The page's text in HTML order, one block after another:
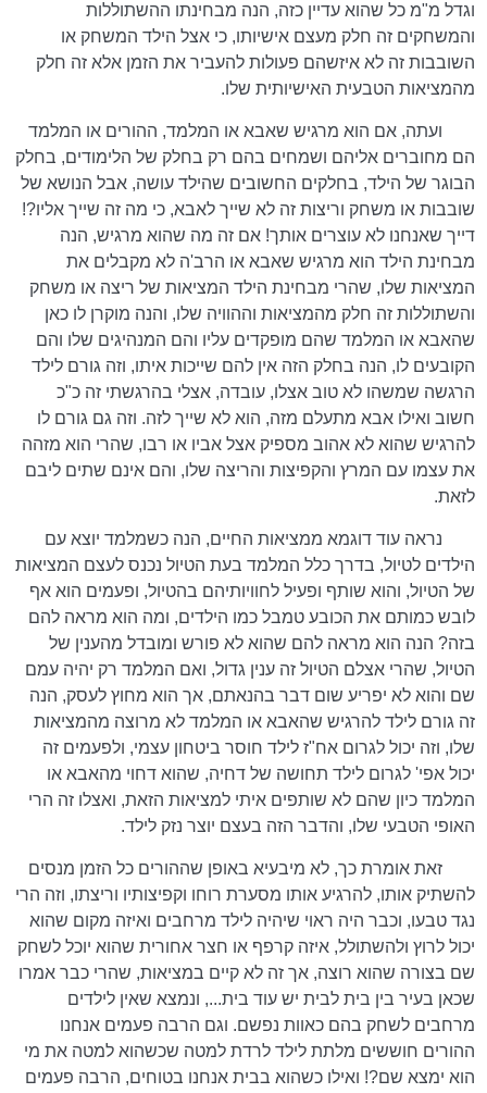
וגדל מ"מ כל שהוא עדיין כזה, הנה מבחינתו ההשתוללות
והמשחקים זה חלק מעצם אישיותו, כי אצל הילד המשחק או
השובבות זה לא איזשהם פעולות להעביר את הזמן אלא זה חלק
מהמציאות הטבעית האישיותית שלו.
ועתה, אם הוא מרגיש שאבא או המלמד, ההורים או המלמד
הם מחוברים אליהם ושמחים בהם רק בחלק של הלימודים, בחלק
הבוגר של הילד, בחלקים החשובים שהילד עושה, אבל הנושא של
שובבות או משחק וריצות זה לא שייך לאבא, כי מה זה שייך אליו?!
דייך שאנחנו לא עוצרים אותך! אם זה מה שהוא מרגיש, הנה
מבחינת הילד הוא מרגיש שאבא או הרב'ה לא מקבלים את
המציאות שלו, שהרי מבחינת הילד המציאות של ריצה או משחק
והשתוללות זה חלק מהמציאות וההוויה שלו, והנה מוקרן לו כאן
שהאבא או המלמד שהם מופקדים עליו והם המנהיגים שלו והם
הקובעים לו, הנה בחלק הזה אין להם שייכות איתו, וזה גורם לילד
הרגשה שמשהו לא טוב אצלו, עובדה, אצלי בהרגשתי זה כ"כ
חשוב ואילו אבא מתעלם מזה, הוא לא שייך לזה. וזה גם גורם לו
להרגיש שהוא לא אהוב מספיק אצל אביו או רבו, שהרי הוא מזהה
את עצמו עם המרץ והקפיצות והריצה שלו, והם אינם שתים ליבם
לזאת.
נראה עוד דוגמא ממציאות החיים, הנה כשמלמד יוצא עם
הילדים לטיול, בדרך כלל המלמד בעת הטיול נכנס לעצם המציאות
של הטיול, והוא שותף ופעיל לחוויותיהם בהטיול, ופעמים הוא אף
לובש כמותם את הכובע טמבל כמו הילדים, ומה הוא מראה להם
בזה? הנה הוא מראה להם שהוא לא פורש ומובדל מהענין של
הטיול, שהרי אצלם הטיול זה ענין גדול, ואם המלמד רק יהיה עמם
שם והוא לא יפריע שום דבר בהנאתם, אך הוא מחוץ לעסק, הנה
זה גורם לילד להרגיש שהאבא או המלמד לא מרוצה מהמציאות
שלו, וזה יכול לגרום אח"ז לילד חוסר ביטחון עצמי, ולפעמים זה
יכול אפי' לגרום לילד תחושה של דחיה, שהוא דחוי מהאבא או
המלמד כיון שהם לא שותפים איתי למציאות הזאת, ואצלו זה הרי
האופי הטבעי שלו, והדבר הזה בעצם יוצר נזק לילד.
זאת אומרת כך, לא מיבעיא באופן שההורים כל הזמן מנסים
להשתיק אותו, להרגיע אותו מסערת רוחו וקפיצותיו וריצתו, וזה הרי
נגד טבעו, וכבר היה ראוי שיהיה לילד מרחבים ואיזה מקום שהוא
יכול לרוץ ולהשתולל, איזה קרפף או חצר אחורית שהוא יוכל לשחק
שם בצורה שהוא רוצה, אך זה לא קיים במציאות, שהרי כבר אמרו
שכאן בעיר בין בית לבית יש עוד בית..., ונמצא שאין לילדים
מרחבים לשחק בהם כאוות נפשם. וגם הרבה פעמים אנחנו
ההורים חוששים מלתת לילד לרדת למטה שכשהוא למטה את מי
הוא ימצא שם?! ואילו כשהוא בבית אנחנו בטוחים, הרבה פעמים